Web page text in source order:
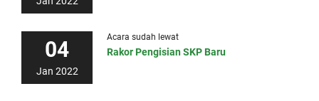
04
Jan 2022
Acara sudah lewat
Rakor Pengisian SKP Baru